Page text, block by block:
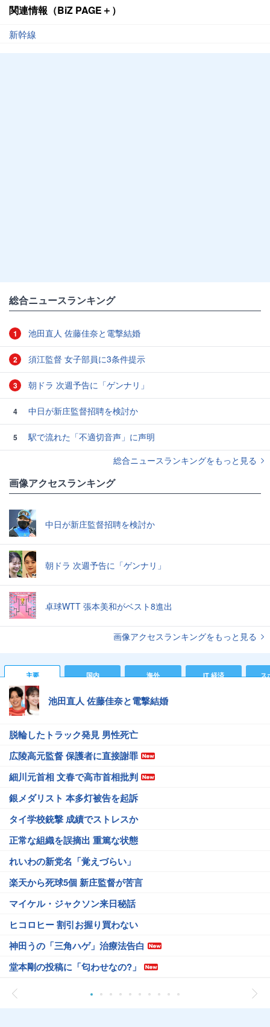
関連情報（BiZ PAGE＋）
新幹線
総合ニュースランキング
1 池田直人 佐藤佳奈と電撃結婚
2 須江監督 女子部員に3条件提示
3 朝ドラ 次週予告に「ゲンナリ」
4 中日が新庄監督招聘を検討か
5
駅で流れた「不適切音声」に声明
総合ニュースランキングをもっと見る
画像アクセスランキング
中日が新庄監督招聘を検討か
朝ドラ 次週予告に「ゲンナリ」
卓球WTT 張本美和がベスト8進出
画像アクセスランキングをもっと見る
主要 国内 海外 IT 経済 ス
池田直人 佐藤佳奈と電撃結婚
脱輪したトラック発見 男性死亡
広陵高元監督 保護者に直接謝罪
細川元首相 文春で高市首相批判
銀メダリスト 本多灯被告を起訴
タイ学校銃撃 成績でストレスか
正常な組織を誤摘出 重篤な状態
れいわの新党名「覚えづらい」
楽天から死球5個 新庄監督が苦言
マイケル・ジャクソン来日秘話
ヒコロヒー 割引お握り買わない
神田うの「三角ハゲ」治療法告白
堂本剛の投稿に「匂わせなの?」